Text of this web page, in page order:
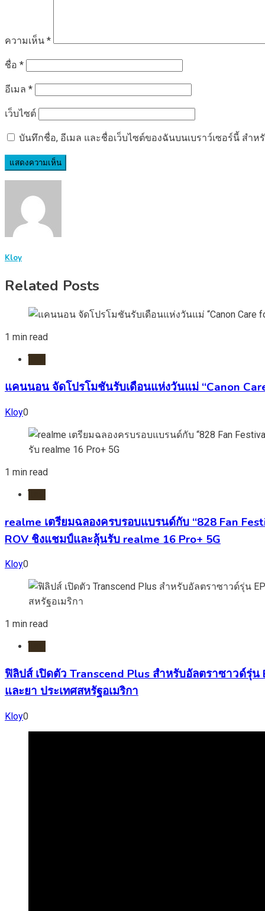
ความเห็น *
ชื่อ *
อีเมล *
เว็บไซต์
บันทึกชื่อ, อีเมล และชื่อเว็บไซต์ของฉันบนเบราว์เซอร์นี้ สำห
Kloy
Related Posts
1 min read
แคนนอน จัดโปรโมชันรับเดือนแห่งวันแม่ “Canon
Kloy0
1 min read
realme เตรียมฉลองครบรอบแบรนด์กับ “828 Fan
ROV ชิงแชมป์และลุ้นรับ realme 16 Pro+ 5G
Kloy0
1 min read
ฟิลิปส์ เปิดตัว Transcend Plus สำหรับอัลตราซาวด์รุ่
และยา ประเทศสหรัฐอเมริกา
Kloy0